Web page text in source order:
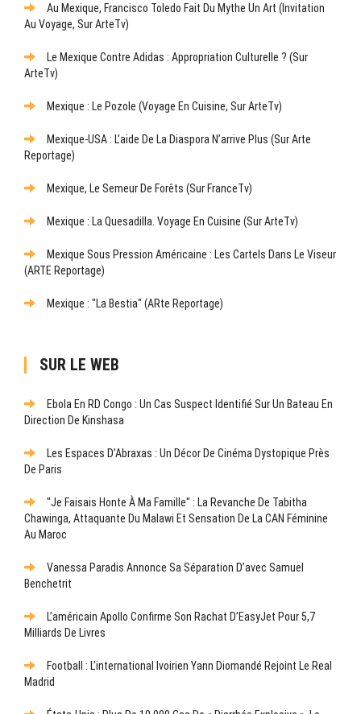
Au Mexique, Francisco Toledo Fait Du Mythe Un Art (Invitation
Au Voyage, Sur ArteTv)
Le Mexique Contre Adidas : Appropriation Culturelle ? (sur
ArteTv)
Mexique : Le Pozole (Voyage En Cuisine, Sur ArteTv)
Mexique-USA : L’aide De La Diaspora N’arrive Plus (sur Arte
Reportage)
Mexique, Le Semeur De Forêts (sur FranceTv)
Mexique : La Quesadilla. Voyage En Cuisine (sur ArteTv)
Mexique Sous Pression Américaine : Les Cartels Dans Le Viseur
(ARTE Reportage)
Mexique : "La Bestia" (ARte Reportage)
SUR LE WEB
Ebola En RD Congo : Un Cas Suspect Identifié Sur Un Bateau En
Direction De Kinshasa
Les Espaces D’Abraxas : Un Décor De Cinéma Dystopique Près
De Paris
"Je Faisais Honte À Ma Famille" : La Revanche De Tabitha
Chawinga, Attaquante Du Malawi Et Sensation De La CAN Féminine
Au Maroc
Vanessa Paradis Annonce Sa Séparation D’avec Samuel
Benchetrit
L’américain Apollo Confirme Son Rachat D’EasyJet Pour 5,7
Milliards De Livres
Football : L’international Ivoirien Yann Diomandé Rejoint Le Real
Madrid